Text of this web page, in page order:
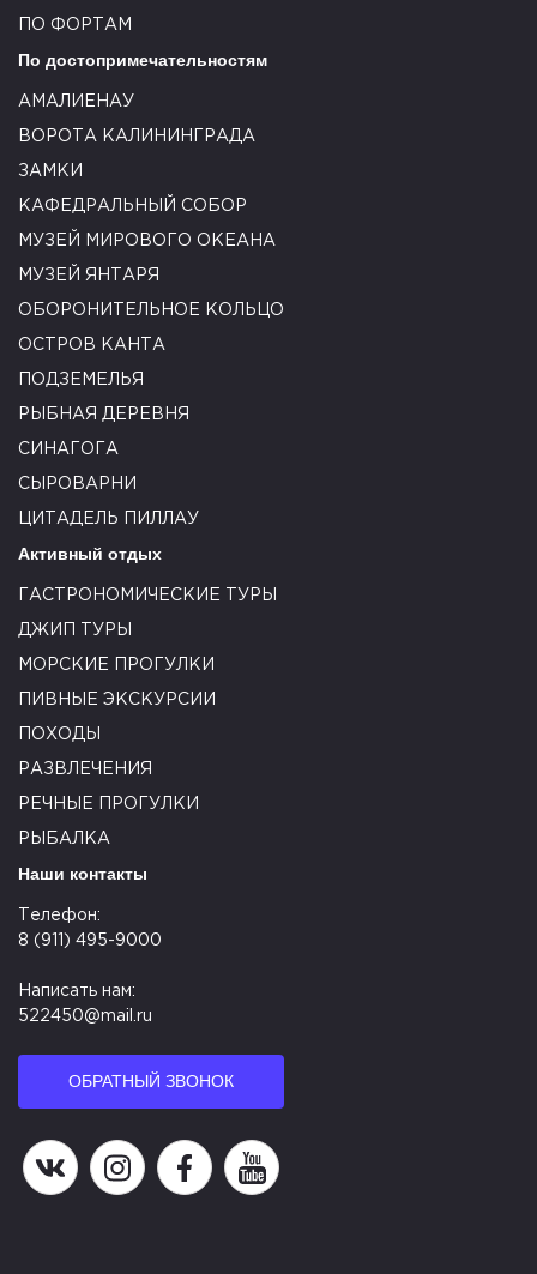
ПО ФОРТАМ
По достопримечательностям
АМАЛИЕНАУ
ВОРОТА КАЛИНИНГРАДА
ЗАМКИ
КАФЕДРАЛЬНЫЙ СОБОР
МУЗЕЙ МИРОВОГО ОКЕАНА
МУЗЕЙ ЯНТАРЯ
ОБОРОНИТЕЛЬНОЕ КОЛЬЦО
ОСТРОВ КАНТА
ПОДЗЕМЕЛЬЯ
РЫБНАЯ ДЕРЕВНЯ
СИНАГОГА
СЫРОВАРНИ
ЦИТАДЕЛЬ ПИЛЛАУ
Активный отдых
ГАСТРОНОМИЧЕСКИЕ ТУРЫ
ДЖИП ТУРЫ
МОРСКИЕ ПРОГУЛКИ
ПИВНЫЕ ЭКСКУРСИИ
ПОХОДЫ
РАЗВЛЕЧЕНИЯ
РЕЧНЫЕ ПРОГУЛКИ
РЫБАЛКА
Наши контакты
Телефон:
8 (911) 495-9000
Написать нам:
522450@mail.ru
ОБРАТНЫЙ ЗВОНОК
Наша группа в ВК
Наша страница в Instagram
Наша группа в Facebook
Наш канал на YouTube